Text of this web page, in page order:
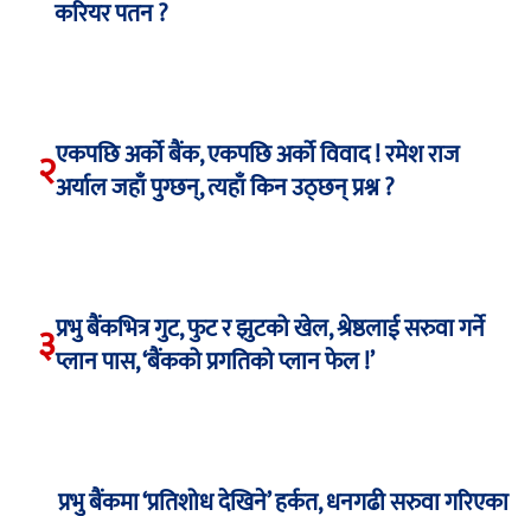
करियर पतन ?
२एकपछि अर्को बैंक, एकपछि अर्को विवाद ! रमेश राज
अर्याल जहाँ पुग्छन्, त्यहाँ किन उठ्छन् प्रश्न ?
३प्रभु बैंकभित्र गुट, फुट र झुटको खेल, श्रेष्ठलाई सरुवा गर्ने
प्लान पास, ‘बैंकको प्रगतिको प्लान फेल !’
प्रभु बैंकमा ‘प्रतिशोध देखिने’ हर्कत, धनगढी सरुवा गरिएका